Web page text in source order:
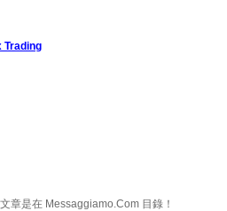
Trading
章是在 Messaggiamo.Com 目錄！